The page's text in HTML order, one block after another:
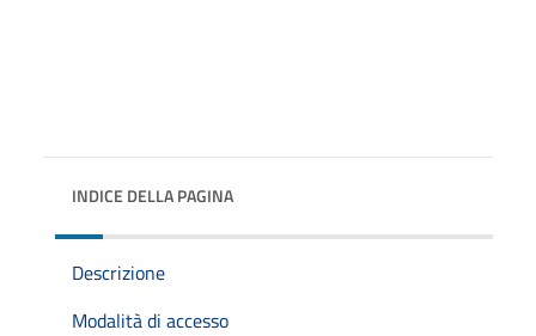
INDICE DELLA PAGINA
Descrizione
Modalità di accesso